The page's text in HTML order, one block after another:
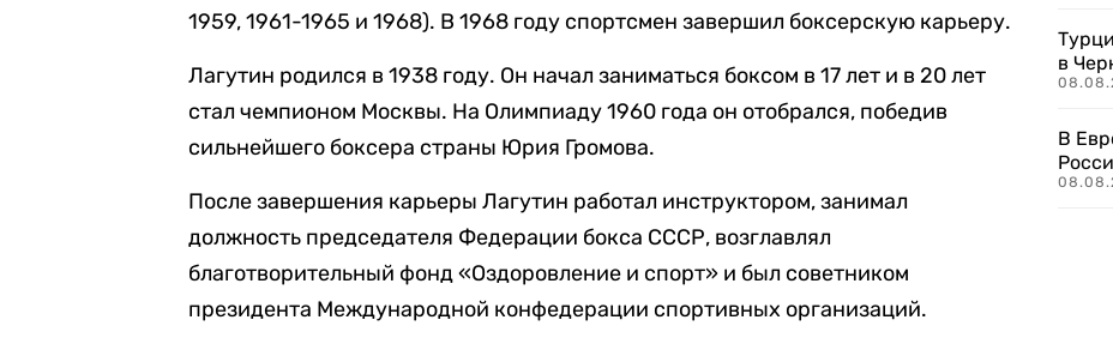
1959, 1961-1965 и 1968). В 1968 году спортсмен завершил боксерскую карьеру.
Лагутин родился в 1938 году. Он начал заниматься боксом в 17 лет и в 20 лет
стал чемпионом Москвы. На Олимпиаду 1960 года он отобрался, победив
сильнейшего боксера страны Юрия Громова.
После завершения карьеры Лагутин работал инструктором, занимал
должность председателя Федерации бокса СССР, возглавлял
благотворительный фонд «Оздоровление и спорт» и был советником
президента Международной конфедерации спортивных организаций.
в
В